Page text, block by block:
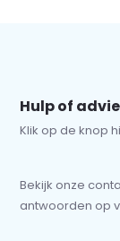
Hulp of
Klik op de knop
Bekijk onze
antwoorden op